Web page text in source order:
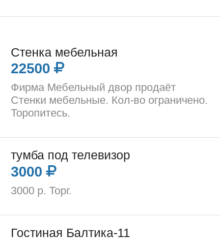
Стенка мебельная
22500
Фирма Мебельный двор продаёт
Стенки мебельные. Кол-во ограничено.
Торопитесь.
тумба под телевизор
3000
3000 р. Торг.
Гостиная Балтика-11